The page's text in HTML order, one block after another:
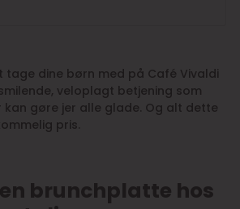
tage dine børn med på Café Vivaldi
veloplagt betjening som
gøre jer alle glade. Og alt dette
pris.
brunchplatte hos